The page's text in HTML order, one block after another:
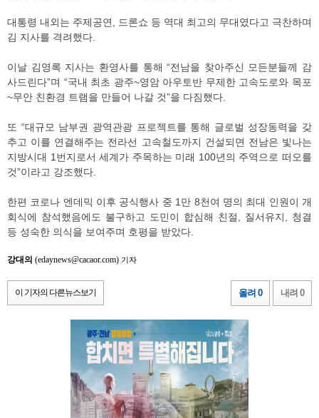
대통령 내외는 주제공연, 드론쇼 등 역대 최고의 무대였다고 극찬하며
김 지사를 격려했다.
이날 김영록 지사는 환영사를 통해 “전남을 찾아주신 모든분들께 감
사드린다”며 “국내 최초 광주~영암 아우토반 무제한 고속도로와 목포
~무안 친환경 트램을 만들어 나갈 것”을 다짐했다.
또 “대규모 남부권 광역관광 프로젝트를 통해 글로벌 성장동력을 갖
추고 이를 연결해주는 전라선 고속철도까지 건설되면 전남은 빛나는
지방시대 1번지로서 세계가 주목하는 미래 100년의 주역으로 떠오를
것”이라고 강조했다.
한편 코로나 엔데믹 이후 공식행사 중 1만 8천여 명의 최대 인원이 개
회식에 참석했음에도 불구하고 도민이 합심해 친절, 질서유지, 청결
등 성숙한 의식을 보여주며 호평을 받았다.
강대의 (edaynews@cacaor.com) 기자
이 기자의 다른뉴스보기 올려 0 내려 0